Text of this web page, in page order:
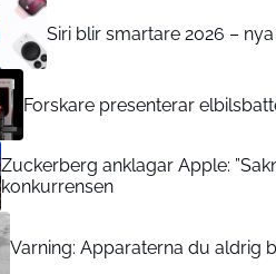
Siri blir smartare 2026 –
Forskare presenterar
Zuckerberg anklagar Apple:
konkurrensen
Varning: Apparaterna du aldrig